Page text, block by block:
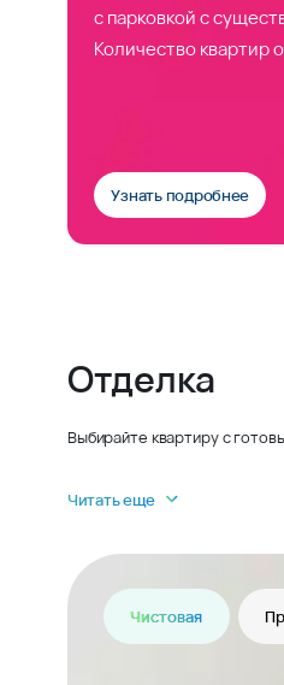
с парковкой с
Количество квартир
Узнать подробнее
Отделка
Выбирайте квартиру с
Читать еще
Чистовая